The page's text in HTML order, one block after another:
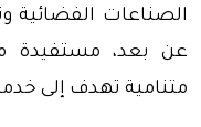
الصناعات الفضائية
عن بعد، مستفيدة
متنامية تهدف إلى